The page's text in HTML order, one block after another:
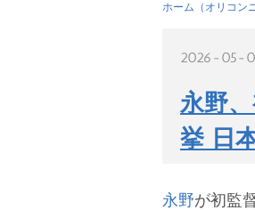
ホーム（オリコン
2026-05-
永野
挙 日
永野が初監